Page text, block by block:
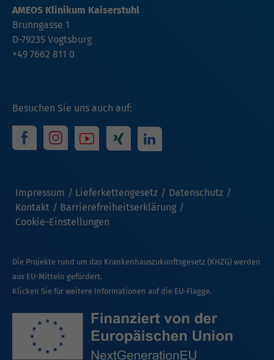
Besuchen Sie uns auch auf:
Impressum Lieferkettengesetz
Datenschutz
Kontakt
Barrierefreiheitserklärung
Cookie-Einstellungen
AMEOS Klinikum Kaiserstuhl
Brunngasse 1
D-79235 Vogtsburg
+49 7662 811 0
Die Projekte rund um das Krankenhauszukunftsgesetz (KHZG) werden
aus EU-Mitteln gefördert.
Klicken Sie für weitere Informationen auf die EU-Flagge.